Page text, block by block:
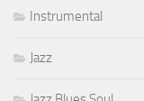
Instrumental
Jazz